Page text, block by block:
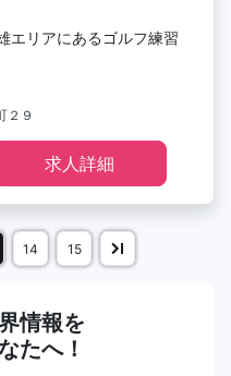
エリアにあるゴルフ練習
２９
求人詳細
14 15
情報を
たへ！